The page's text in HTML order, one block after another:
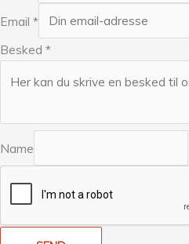
Email *
Besked *
Name